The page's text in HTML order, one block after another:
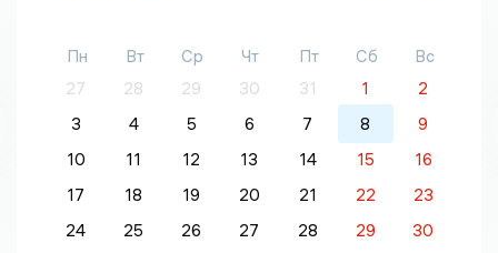
Пн Вт Ср Чт Пт Сб
Вс
27
28 29 30 31 1
2
3
4 5 6 7 8
9
10
11 12 13 14 15
16
17
18 19 20 21 22
23
24
25 26 27 28 29
30